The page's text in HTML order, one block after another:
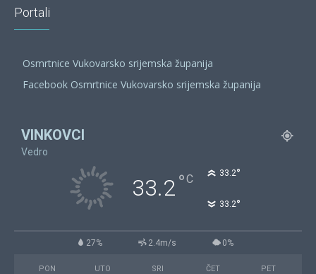
Portali
Osmrtnice Vukovarsko srijemska županija
Facebook Osmrtnice Vukovarsko srijemska županija
VINKOVCI
Vedro
33.2°C 33.2°
33.2°
27% 2.4m/s 0%
PON UTO SRI ČET PET